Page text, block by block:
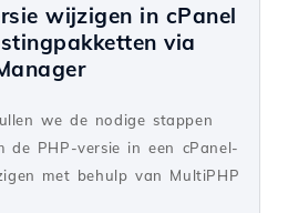
wijzigen in cPanel
via
we de nodige stappen
de PHP-versie in een cPanel-
met behulp van MultiPHP